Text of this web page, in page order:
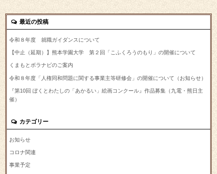
最近の投稿
令和８年度 就職ガイダンスについて
【中止（延期）】熊本学園大学 第２回「こふくろうのもり」の開催について
くまもとボラナビのご案内
令和８年度「人権同和問題に関する事業主等研修会」の開催について（お知らせ）
『第10回 ぼくとわたしの「あかるい」絵画コンクール』作品募集（九電・熊日主
催）
カテゴリー
お知らせ
コロナ関連
事業予定